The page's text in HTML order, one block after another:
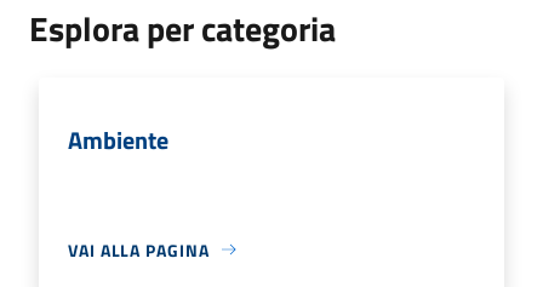
Esplora per categoria
Ambiente
VAI ALLA PAGINA